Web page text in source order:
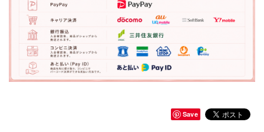
Save